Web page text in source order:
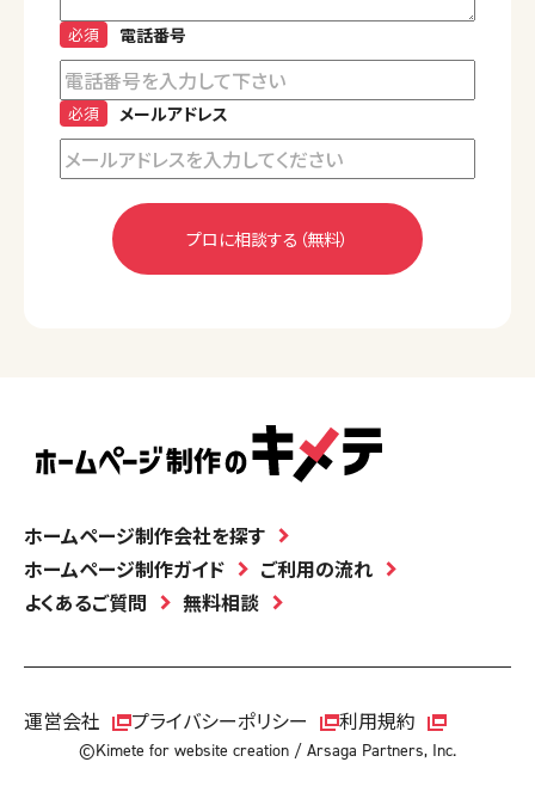
電話番号
必須
メールアドレス
必須
ホームページ制作会社を探す
ホームページ制作ガイド
ご利用の流れ
よくあるご質問
無料相談
運営会社 プライバシーポリシー 利用規約
©Kimete for website creation / Arsaga Partners, Inc.